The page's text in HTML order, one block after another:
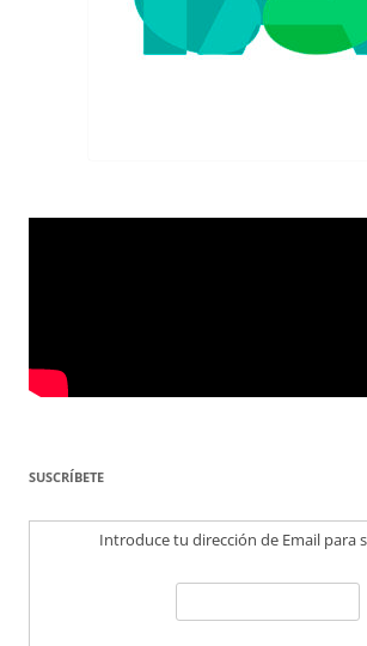
SUSCRÍBETE
Introduce tu dirección de Email para